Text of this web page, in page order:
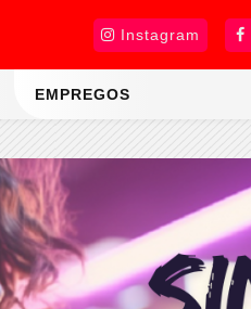
Instagram
EMPREGOS